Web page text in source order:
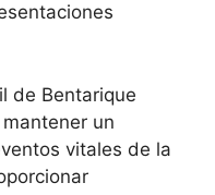
de Bentarique
un
vitales de la